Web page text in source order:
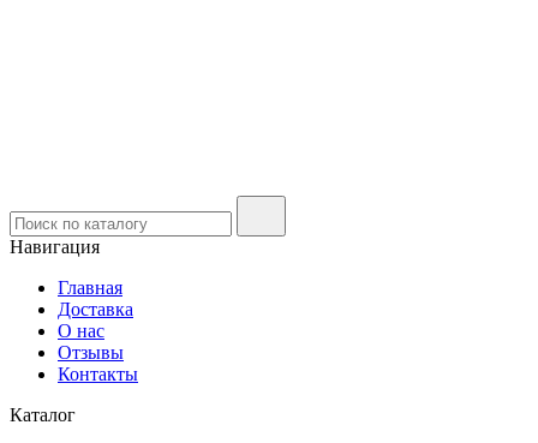
Навигация
Главная
Доставка
О нас
Отзывы
Контакты
Каталог